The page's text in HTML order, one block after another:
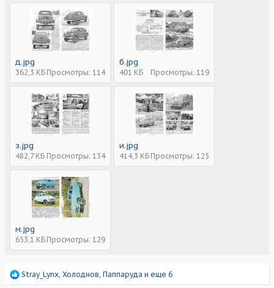
д.jpg
362,3 КБ Просмотры: 114
б.jpg
401 КБ Просмотры: 119
з.jpg
482,7 КБ Просмотры: 134
и.jpg
414,3 КБ Просмотры: 125
м.jpg
653,1 КБ Просмотры: 129
Р
Stray_Lynx, Холоднов, Паппаруда и еще 6